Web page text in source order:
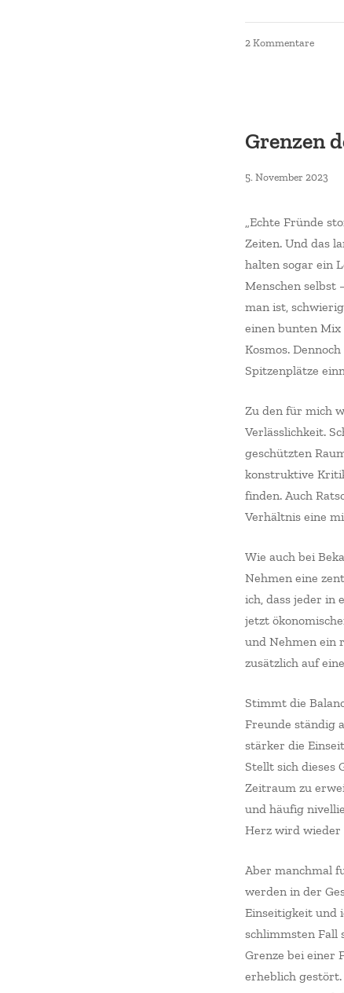
2 Kommentarezu
Grenzen
5. November 2023
„Echte Fründe
Zeiten. Und das
halten sogar ein
Menschen selbst
man ist,
einen bunten
Kosmos.
Spitzenplätze
Zu den für mich
Verlässlichkeit.
geschützten
konstruktive
finden. Auch
Verhältnis eine
Wie auch bei
Nehmen eine
ich, dass jeder in
jetzt
und Nehmen ein
zusätzlich auf
Stimmt die
Freunde ständig
stärker die
Stellt sich dieses
Zeitraum zu
und häufig
Herz wird wieder
Aber manchmal
werden in der
Einseitigkeit und
schlimmsten Fall
Grenze bei einer
erheblich gestört.